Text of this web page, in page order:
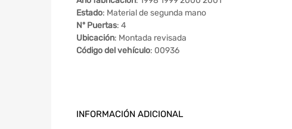
Estado: Material de segunda mano
Nº Puertas: 4
Ubicación: Montada revisada
Código del vehículo: 00936
INFORMACIÓN ADICIONAL